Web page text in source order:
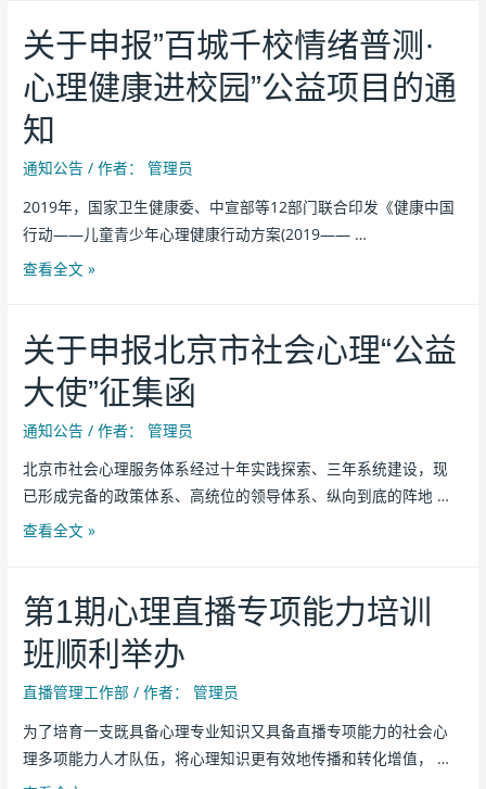
关于申报”百城千校情绪普测·
心理健康进校园”公益项目的通
知
通知公告 / 作者：
管理员
2019年，国家卫生健康委、中宣部等12部门联合印发《健康中国
行动——儿童青少年心理健康行动方案(2019—— …
查看全文 »
关于申报北京市社会心理“公益
大使”征集函
通知公告 / 作者：
管理员
北京市社会心理服务体系经过十年实践探索、三年系统建设，现
已形成完备的政策体系、高统位的领导体系、纵向到底的阵地 …
查看全文 »
第1期心理直播专项能力培训
班顺利举办
直播管理工作部 / 作者：
管理员
为了培育一支既具备心理专业知识又具备直播专项能力的社会心
理多项能力人才队伍，将心理知识更有效地传播和转化增值， …